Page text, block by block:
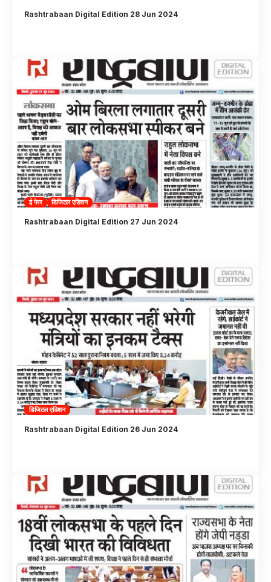
Rashtrabaan Digital Edition 28 Jun 2024
ई पेपर डिजिटल एडिशन
Rashtrabaan Digital Edition 27 Jun 2024
डिजिटल एडिशन
Rashtrabaan Digital Edition 26 Jun 2024